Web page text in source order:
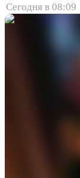
Сегодня в 08:09